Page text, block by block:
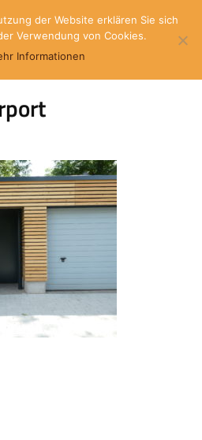
der Website erklären Sie sich
Verwendung von Cookies.
Informationen